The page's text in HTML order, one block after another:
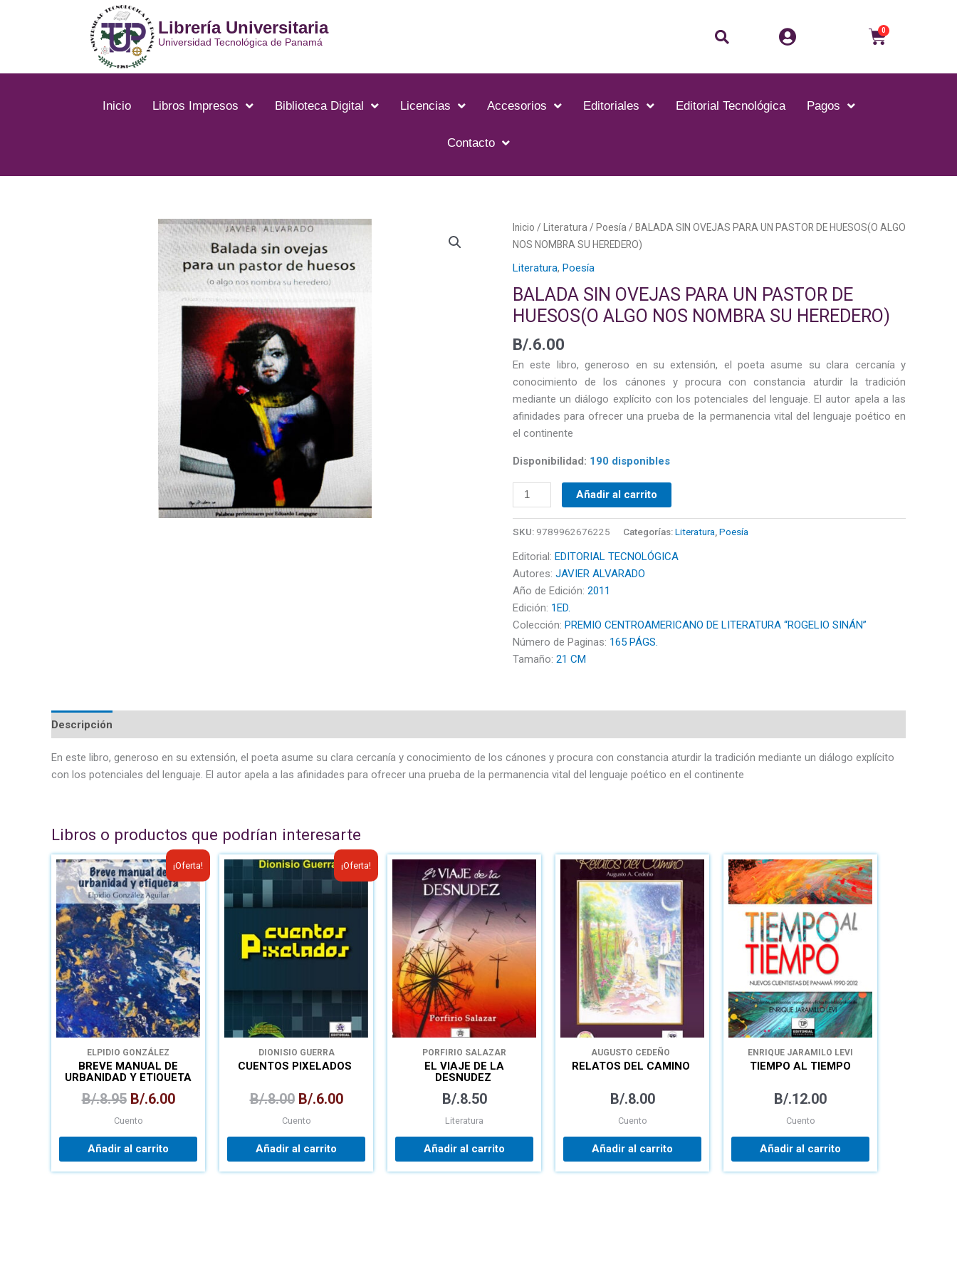
Librería Universitaria
Universidad Tecnológica de Panamá Buscar 0Carrito
Inicio Libros Impresos Biblioteca Digital Licencias Accesorios Editoriales Editorial Tecnológica Pagos
Contacto
Inicio / Literatura / Poesía / BALADA SIN OVEJAS PARA UN PASTOR DE HUESOS(O ALGO
NOS NOMBRA SU HEREDERO)
Literatura, Poesía
BALADA SIN OVEJAS PARA UN PASTOR DE
HUESOS(O ALGO NOS NOMBRA SU HEREDERO)
B/.6.00
En este libro, generoso en su extensión, el poeta asume su clara cercanía y
conocimiento de los cánones y procura con constancia aturdir la tradición
mediante un diálogo explícito con los potenciales del lenguaje. El autor apela a las
afinidades para ofrecer una prueba de la permanencia vital del lenguaje poético en
el continente
Disponibilidad: 190 disponibles
BALADA
SIN
OVEJAS
UN
PASTOR
HUESOS(O
ALGO
NOS
NOMBRA
SU
HEREDERO)
Añadir al carrito
SKU: 9789962676225 Categorías:Literatura,Poesía
Editorial: EDITORIAL TECNOLÓGICA
Autores: JAVIER ALVARADO
Año de Edición: 2011
Edición: 1ED.
Colección: PREMIO CENTROAMERICANO DE LITERATURA “ROGELIO SINÁN”
Número de Paginas: 165 PÁGS.
Tamaño: 21 CM
Descripción
En este libro, generoso en su extensión, el poeta asume su clara cercanía y conocimiento de los cánones y procura con constancia aturdir la tradición mediante un diálogo explícito
con los potenciales del lenguaje. El autor apela a las afinidades para ofrecer una prueba de la permanencia vital del lenguaje poético en el continente
Libros o productos que podrían interesarte
¡Oferta!
ELPIDIO GONZÁLEZ
BREVE MANUAL DE
URBANIDAD Y ETIQUETA
B/.8.95
El
precio
original
era:
B/.8.95.
B/.6.00
El
precio
actual
es:
B/.6.00.
Cuento
Añadir al carrito
¡Oferta!
DIONISIO GUERRA
CUENTOS PIXELADOS
B/.8.00
El
precio
original
era:
B/.8.00.
B/.6.00
El
precio
B/.6.00.
Cuento
Añadir al carrito
PORFIRIO SALAZAR
EL VIAJE DE LA
DESNUDEZ
B/.8.50
Literatura
Añadir al carrito
AUGUSTO CEDEÑO
RELATOS DEL CAMINO
B/.8.00
Cuento
Añadir al carrito
ENRIQUE JARAMILO LEVI
TIEMPO AL TIEMPO
B/.12.00
Cuento
Añadir al carrito